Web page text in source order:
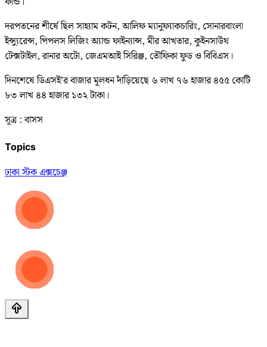
দরপতনের শীর্ষে ছিল সাহ্যাম কটন, আলিফ ম্যানুফ্যাকচারিং, সোনারবাংলা
ইন্স্যুরেন্স, পিপলস লিজিং অ্যান্ড ফাইন্যান্স, মীর আখতার, কুইনসাউথ
টেক্সটাইল, রানার অটো, জেএমআই সিরিঞ্জ, তৌফিকা ফুড ও বিবিএস।
দিনশেষে ডিএসই’র বাজার মূলধন দাঁড়িয়েছে ৬ লাখ ৭৬ হাজার ৪৫৫ কোটি
৮৩ লাখ ৪৪ হাজার ১৩২ টাকা।
সূত্র : বাসস
Topics
ঢাকা স্টক এক্সচেঞ্জ